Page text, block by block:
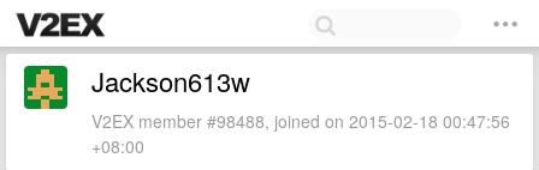
Jackson613w
V2EX member #98488, joined on 2015-02-18 00:47:56
+08:00